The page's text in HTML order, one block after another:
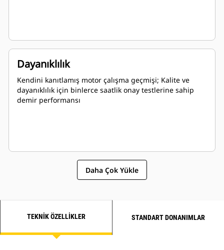
Dayanıklılık
Kendini kanıtlamış motor çalışma geçmişi; Kalite ve
dayanıklılık için binlerce saatlik onay testlerine sahip
demir performansı
Daha Çok Yükle
TEKNIK ÖZELLIKLER STANDART DONANIMLAR